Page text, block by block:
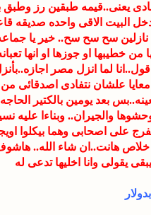
يعنى..قيمه طبقين رز وطبق
البيت الاقى واحده صديقه
نازلين سح سح سح.. خير يا
من خطيبها او جوزها او انها
لما انزل مصر
علشان نتفادى اصدقائى من
بعد يومين بالكتير
والجيران.. وبناءا عليه
على اصحابى وهما بيكلوا
خلاص هانت..ان شاء الله..
يقولى وانا اخليها تدعى له